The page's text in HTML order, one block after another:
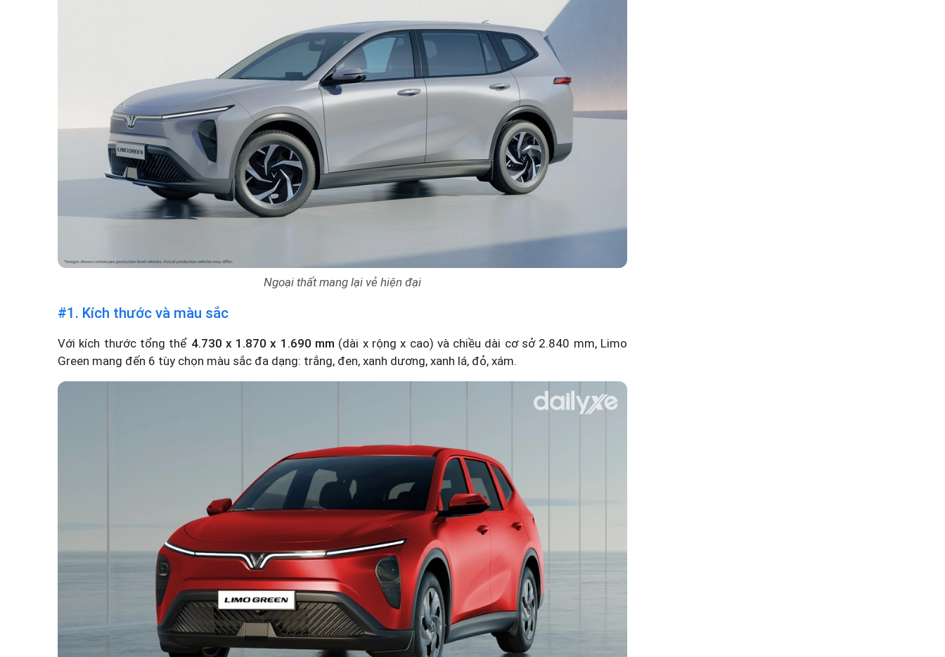
Ngoại thất mang lại vẻ hiện đại
#1. Kích thước và màu sắc
Với kích thước tổng thể 4.730 x 1.870 x 1.690 mm (dài x rộng x cao) và chiều dài cơ sở 2.840 mm, Limo
Green mang đến 6 tùy chọn màu sắc đa dạng: trắng, đen, xanh dương, xanh lá, đỏ, xám.